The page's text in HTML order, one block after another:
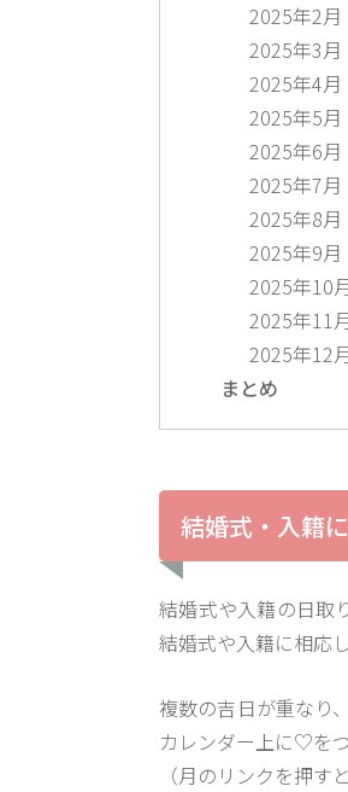
2025年2月
2025年3月
2025年4月
2025年5月
2025年6月
2025年7月
2025年8月
2025年9月
2025年10
2025年11
2025年12
まとめ
結婚式・入籍
結婚式や入籍の日取
結婚式や入籍に相応
複数の吉日が重なり
カレンダー上に♡を
（月のリンクを押す